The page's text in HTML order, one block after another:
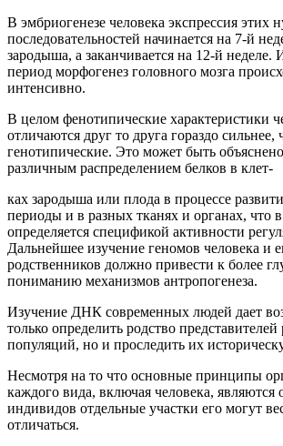
В эмбриогенезе человека экспрессия этих
последовательностей начинается на 7-й
зародыша, а заканчивается на 12-й неделе.
период морфогенез головного мозга
интенсивно.
В целом фенотипические характеристики
отличаются друг то друга гораздо сильнее,
генотипические. Это может быть
различным распределением белков в клет-
ках зародыша или плода в процессе
периоды и в разных тканях и органах, что
определяется спецификой активности
Дальнейшее изучение геномов человека и
родственников должно привести к более
пониманию механизмов антропогенеза.
Изучение ДНК современных людей дает
только определить родство
популяций, но и проследить их
Несмотря на то что основные принципы
каждого вида, включая человека,
индивидов отдельные участки его могут
отличаться.